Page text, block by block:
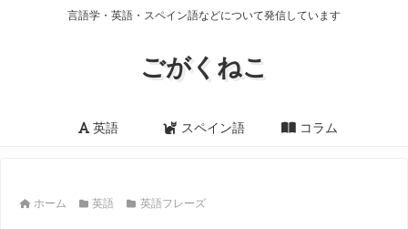
言語学・英語・スペイン語などについて発信しています
ごがくねこ
英語 スペイン語 コラム
ホーム 英語 英語フレーズ